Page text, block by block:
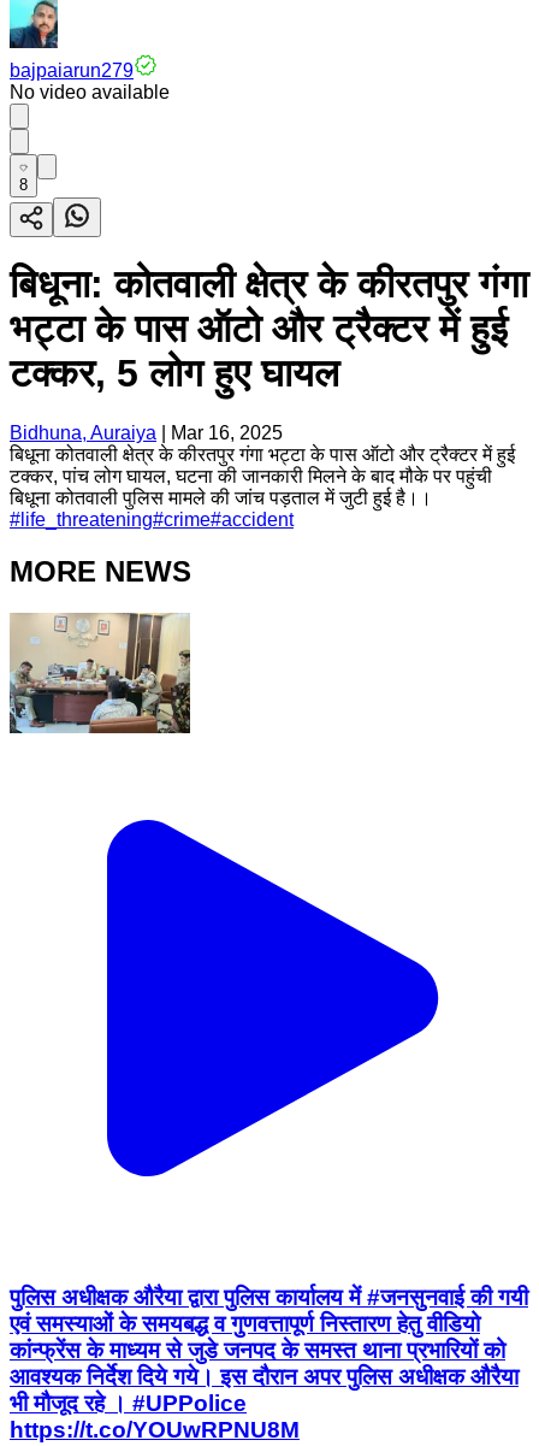
bajpaiarun279
No video available
8
बिधूना: कोतवाली क्षेत्र के कीरतपुर गंगा
भट्टा के पास ऑटो और ट्रैक्टर में हुई
टक्कर, 5 लोग हुए घायल
Bidhuna, Auraiya
Mar 16, 2025
बिधूना कोतवाली क्षेत्र के कीरतपुर गंगा भट्टा के पास ऑटो और ट्रैक्टर में हुई
टक्कर, पांच लोग घायल, घटना की जानकारी मिलने के बाद मौके पर पहुंची
बिधूना कोतवाली पुलिस मामले की जांच पड़ताल में जुटी हुई है।।
# life_threatening#crime#accident
MORE NEWS
पुलिस अधीक्षक औरैया द्वारा पुलिस कार्यालय में #जनसुनवाई की गयी
एवं समस्याओं के समयबद्ध व गुणवत्तापूर्ण निस्तारण हेतु वीडियो
कांन्फ्रेंस के माध्यम से जुडे जनपद के समस्त थाना प्रभारियों को
आवश्यक निर्देश दिये गये। इस दौरान अपर पुलिस अधीक्षक औरैया
भी मौजूद रहे । #UPPolice
https://t.co/YOUwRPNU8M